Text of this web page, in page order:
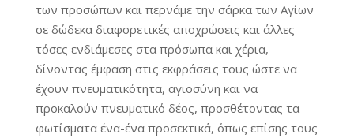
των προσώπων και περνάμε την σάρκα των Αγίων
σε δώδεκα διαφορετικές αποχρώσεις και άλλες
τόσες ενδιάμεσες στα πρόσωπα και χέρια,
δίνοντας έμφαση στις εκφράσεις τους ώστε να
έχουν πνευματικότητα, αγιοσύνη και να
προκαλούν πνευματικό δέος, προσθέτοντας τα
φωτίσματα ένα-ένα προσεκτικά, όπως επίσης τους